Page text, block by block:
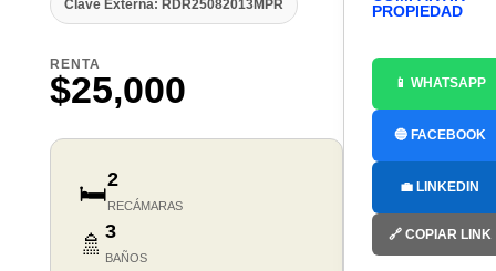
Clave Externa: RDR25082013MPR
RENTA
$25,000
🛏️2
RECÁMARAS
🚿 3
BAÑOS
PROPIEDAD
📱 WHATSAPP
🔵 FACEBOOK
💼 LINKEDIN
🔗 COPIAR LINK